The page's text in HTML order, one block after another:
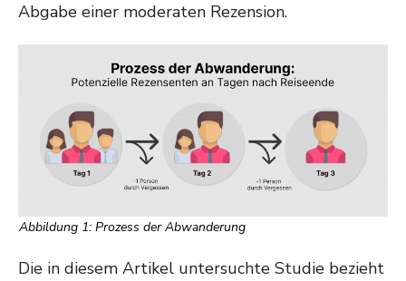
Abgabe einer moderaten Rezension.
Abbildung 1: Prozess der Abwanderung
Die in diesem Artikel untersuchte Studie bezieht